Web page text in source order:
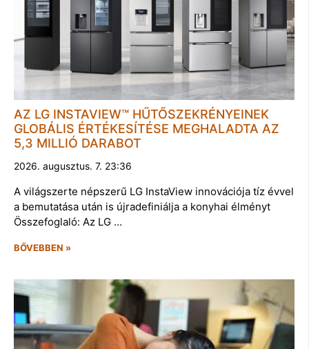
AZ LG INSTAVIEW™ HŰTŐSZEKRÉNYEINEK
GLOBÁLIS ÉRTÉKESÍTÉSE MEGHALADTA AZ
5,3 MILLIÓ DARABOT
2026. augusztus. 7. 23:36
A világszerte népszerű LG InstaView innovációja tíz évvel
a bemutatása után is újradefiniálja a konyhai élményt
Összefoglaló: Az LG …
BŐVEBBEN »